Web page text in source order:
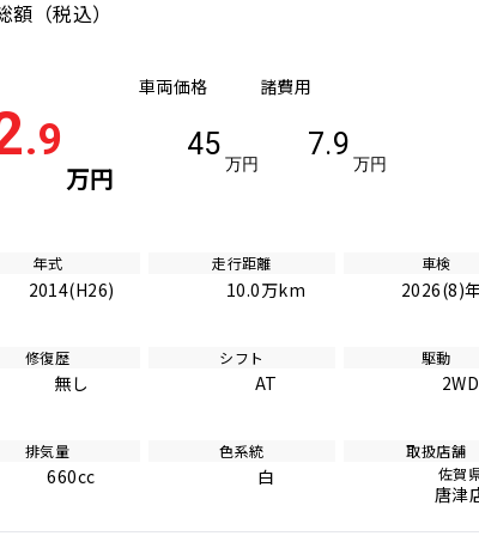
額 （税込）
.9
万円
車両価格
45
万円
諸費用
7.9
万円
年式
2014(H26)
走行距離
10.0万km
車検
2026(8)
修復歴
無し
シフト
AT
駆動
2WD
排気量
660cc
色系統
白
取扱店舗
佐賀
唐津